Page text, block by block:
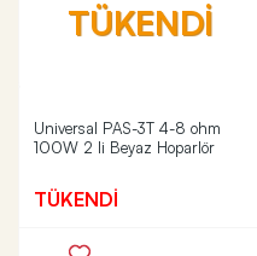
TÜKENDİ
Universal PAS-3T 4-8 ohm
100W 2 li Beyaz Hoparlör
TÜKENDİ